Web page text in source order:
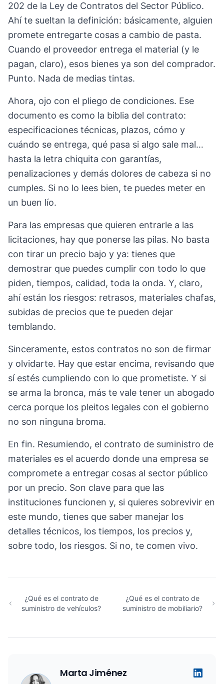
202 de la Ley de Contratos del Sector Público.
Ahí te sueltan la definición: básicamente, alguien
promete entregarte cosas a cambio de pasta.
Cuando el proveedor entrega el material (y le
pagan, claro), esos bienes ya son del comprador.
Punto. Nada de medias tintas.
Ahora, ojo con el pliego de condiciones. Ese
documento es como la biblia del contrato:
especificaciones técnicas, plazos, cómo y
cuándo se entrega, qué pasa si algo sale mal…
hasta la letra chiquita con garantías,
penalizaciones y demás dolores de cabeza si no
cumples. Si no lo lees bien, te puedes meter en
un buen lío.
Para las empresas que quieren entrarle a las
licitaciones, hay que ponerse las pilas. No basta
con tirar un precio bajo y ya: tienes que
demostrar que puedes cumplir con todo lo que
piden, tiempos, calidad, toda la onda. Y, claro,
ahí están los riesgos: retrasos, materiales chafas,
subidas de precios que te pueden dejar
temblando.
Sinceramente, estos contratos no son de firmar
y olvidarte. Hay que estar encima, revisando que
sí estés cumpliendo con lo que prometiste. Y si
se arma la bronca, más te vale tener un abogado
cerca porque los pleitos legales con el gobierno
no son ninguna broma.
En fin. Resumiendo, el contrato de suministro de
materiales es el acuerdo donde una empresa se
compromete a entregar cosas al sector público
por un precio. Son clave para que las
instituciones funcionen y, si quieres sobrevivir en
este mundo, tienes que saber manejar los
detalles técnicos, los tiempos, los precios y,
sobre todo, los riesgos. Si no, te comen vivo.
¿Qué es el contrato de
suministro de vehículos?
¿Qué es el contrato de
suministro de mobiliario?
Marta Jiménez